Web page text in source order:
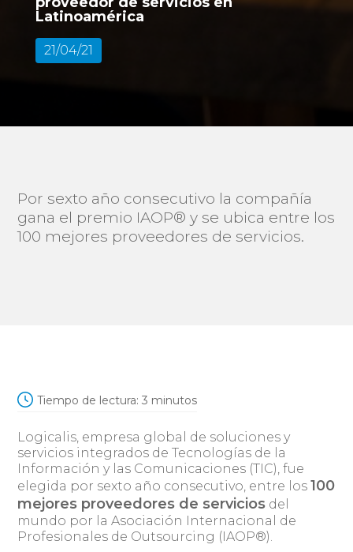
Latinoamérica
21/04/21
Por sexto año consecutivo la compañía
gana el premio IAOP® y se ubica entre los
100 mejores proveedores de servicios.
Tiempo de lectura: 3 minutos
Logicalis, empresa global de soluciones y
servicios integrados de Tecnologías de la
Información y las Comunicaciones (TIC), fue
elegida por sexto año consecutivo, entre los100
mejores proveedores de servicios del
mundo por la Asociación Internacional de
Profesionales de Outsourcing (IAOP®).